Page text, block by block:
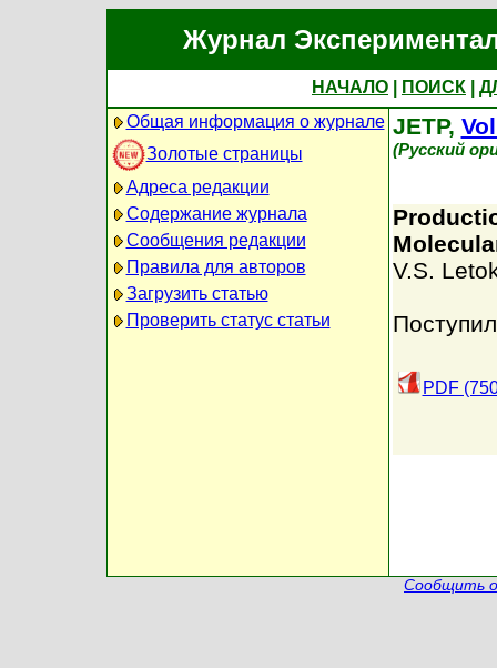
Журнал
НАЧАЛО ПОИСК
Общая информация о журнале
Золотые страницы
Адреса редакции
Содержание журнала
Сообщения редакции
Правила для авторов
Загрузить статью
Проверить статус статьи
JETP,
(Русский
V.S.
PDF
Сообщить о